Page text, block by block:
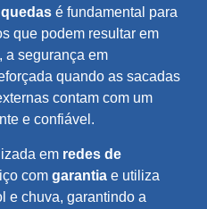
é fundamental para
que podem resultar em
a segurança em
quando as sacadas
contam com um
e confiável.
em redes de
com garantia e utiliza
e chuva, garantindo a